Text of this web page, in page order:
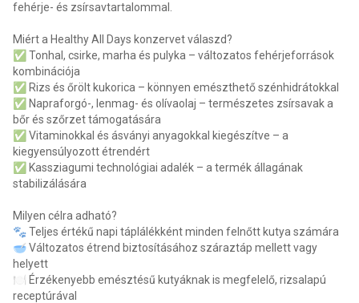
fehérje- és zsírsavtartalommal.
Miért a Healthy All Days konzervet válaszd?
✅ Tonhal, csirke, marha és pulyka – változatos fehérjeforrások
kombinációja
✅ Rizs és őrölt kukorica – könnyen emészthető szénhidrátokkal
✅ Napraforgó-, lenmag- és olívaolaj – természetes zsírsavak a
bőr és szőrzet támogatására
✅ Vitaminokkal és ásványi anyagokkal kiegészítve – a
kiegyensúlyozott étrendért
✅ Kassziagumi technológiai adalék – a termék állagának
stabilizálására
Milyen célra adható?
🐾 Teljes értékű napi táplálékként minden felnőtt kutya számára
🥣 Változatos étrend biztosításához száraztáp mellett vagy
helyett
🍽️ Érzékenyebb emésztésű kutyáknak is megfelelő, rizsalapú
receptúrával